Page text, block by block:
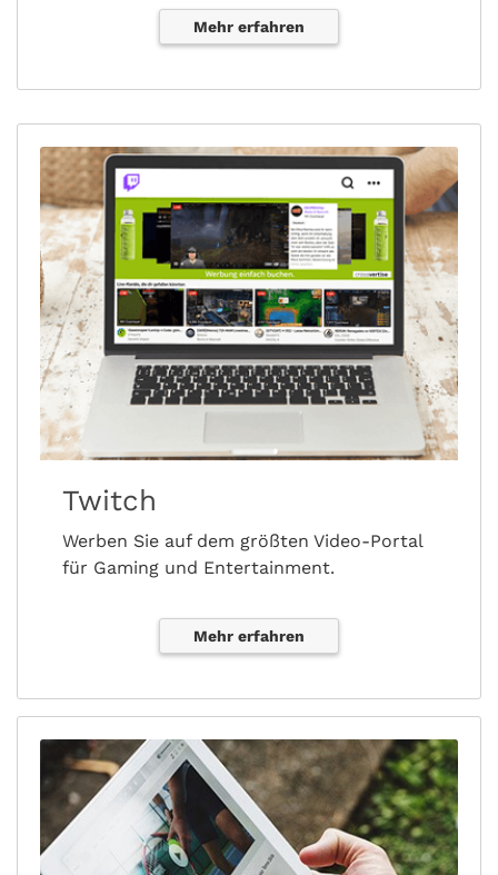
Mehr erfahren
Twitch
Werben Sie auf dem größten Video-Portal
für Gaming und Entertainment.
Mehr erfahren